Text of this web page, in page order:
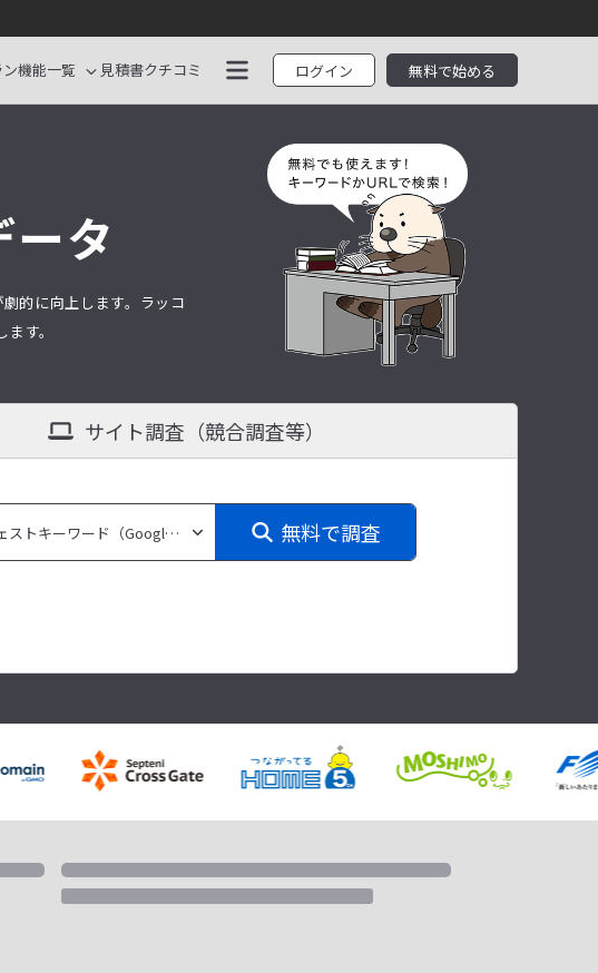
機能一覧 見積書クチコミ ログイン 無料で始める
タ
的に向上します。ラッコ
す。
サイト調査 （競合調査等）
無料で調査